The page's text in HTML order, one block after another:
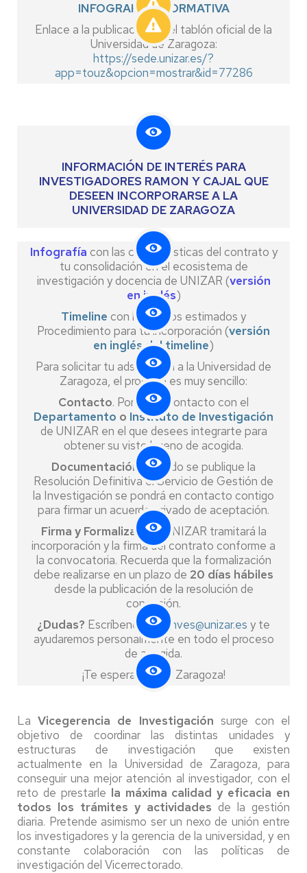
INFOGRAFÍA INFORMATIVA
Enlace a la publicación en el tablón oficial de la
Universidad de Zaragoza:
https://sede.unizar.es/?
app=touz&opcion=mostrar&id=77286
INFORMACIÓN DE INTERÉS PARA
INVESTIGADORES RAMON Y CAJAL QUE
DESEEN INCORPORARSE A LA
UNIVERSIDAD DE ZARAGOZA
Infografía con las características del contrato y
tu consolidación en el ecosistema de
investigación y docencia de UNIZAR (versión
en inglés)
Timeline con los plazos estimados y
Procedimiento para tu incorporación (versión
en inglés del timeline)
Para solicitar tu adscripción a la Universidad de
Zaragoza, el proceso es muy sencillo:
Contacto. Ponte en contacto con el
Departamento o Instituto de Investigación
de UNIZAR en el que desees integrarte para
obtener su visto bueno de acogida.
Documentación . Cuando se publique la
Resolución Definitiva el Servicio de Gestión de
la Investigación se pondrá en contacto contigo
para firmar un acuerdo privado de aceptación.
Firma y Formalización. UNIZAR tramitará la
incorporación y la firma del contrato conforme a
la convocatoria. Recuerda que la formalización
debe realizarse en un plazo de 20 días hábiles
desde la publicación de la resolución de
concesión.
¿Dudas? Escríbenos avginves@unizar.es y te
ayudaremos personalmente en todo el proceso
de acogida.
¡Te esperamos en Zaragoza!
LaVicegerencia de Investigación surge con el
objetivo de coordinar las distintas unidades y
estructuras de investigación que existen
actualmente en la Universidad de Zaragoza, para
conseguir una mejor atención al investigador, con el
reto de prestarle la máxima calidad y eficacia en
todos los trámites y actividades de la gestión
diaria. Pretende asimismo ser un nexo de unión entre
los investigadores y la gerencia de la universidad, y en
constante colaboración con las políticas de
investigación del Vicerrectorado.